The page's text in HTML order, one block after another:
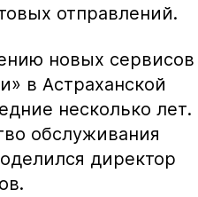
отправлений.
новых сервисов
в Астраханской
несколько лет.
обслуживания
директор